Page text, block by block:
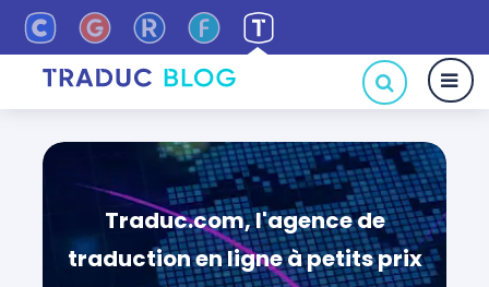
Traduc.com, l'agence de
traduction en ligne à petits prix